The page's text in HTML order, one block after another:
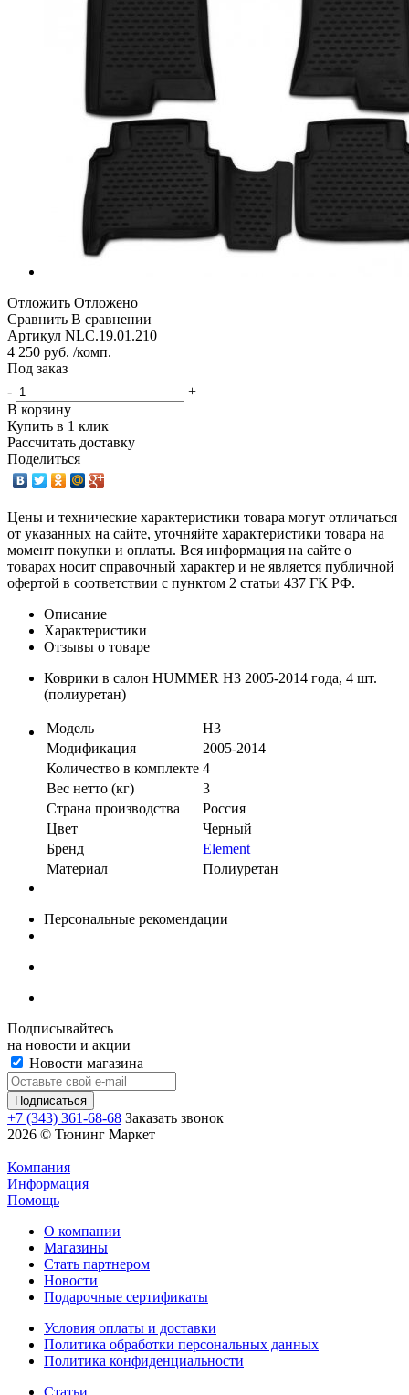
Отложить Отложено
Сравнить В сравнении
Артикул NLC.19.01.210
4 250 руб. /комп.
Под заказ
-
+
В корзину
Купить в 1 клик
Рассчитать доставку
Поделиться
Цены и технические характеристики товара могут отличаться
от указанных на сайте, уточняйте характеристики товара на
момент покупки и оплаты. Вся информация на сайте о
товарах носит справочный характер и не является публичной
офертой в соответствии с пунктом 2 статьи 437 ГК РФ.
Описание
Характеристики
Отзывы о товаре
Коврики в салон HUMMER H3 2005-2014 года, 4 шт.
(полиуретан)
Модель
H3
Модификация
2005-2014
Количество в комплекте 4
Вес нетто (кг)
3
Страна производства
Россия
Цвет
Черный
Бренд
Element
Материал
Полиуретан
Персональные рекомендации
Подписывайтесь
на новости и акции
Новости магазина
+7 (343) 361-68-68 Заказать звонок
2026 © Тюнинг Маркет
Компания
Информация
Помощь
О компании
Магазины
Стать партнером
Новости
Подарочные сертификаты
Условия оплаты и доставки
Политика обработки персональных данных
Политика конфиденциальности
Статьи